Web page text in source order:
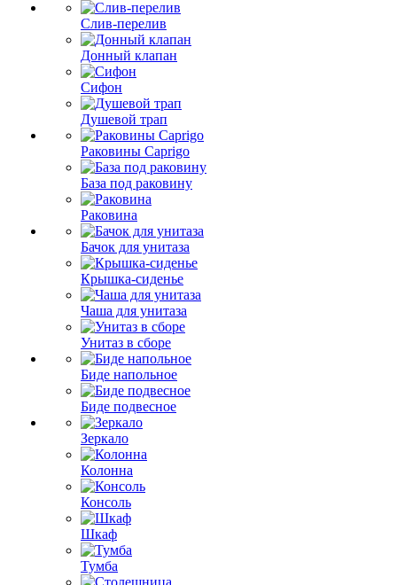
Слив-перелив
Донный клапан
Сифон
Душевой трап
Раковины Caprigo
База под раковину
Раковина
Бачок для унитаза
Крышка-сиденье
Чаша для унитаза
Унитаз в сборе
Биде напольное
Биде подвесное
Зеркало
Колонна
Консоль
Шкаф
Тумба